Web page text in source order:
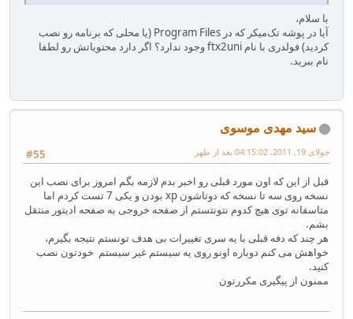
با سلام،
آیا در پوشه تک‌میکر که در Program Files (یا محلی که برنامه رو نصب
کردید) فولدری با نام ftx2uni وجود ندارد؟ اگر دارد محتویاتش رو لطفا
نام ببرید.
سید مهدی موسوی
#55 جولای 19, 2011, 04:15:02 بعد از ظهر
قبل از این که اون مورد قبلی رو اخبر بدم لازمه بگم امروز برای نصب این
نسخه روی سه تا نسخه که دوتاشون xp بودن و یکی 7 تست کردم اما
متاسفانه توی هیچ کدوم نتونتستم از صفحه خروجی به صفحه ادیتور منتقل
بشم.
هر چند که دفه قبلی با یه سری تغییرات بی هدف تونستم نتیجه بگیرم،
خواهش می کنم دوباره اونو روی یه سیستم غیر سیستم خودتون نصب
کنید.
ممنون از پیگیری مکررتون